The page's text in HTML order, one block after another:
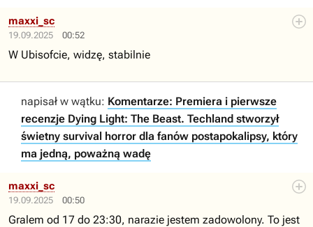
19.09.2025 00:52
maxxi_sc
W Ubisofcie, widzę, stabilnie
napisał w wątku: Komentarze: Premiera i pierwsze
recenzje Dying Light: The Beast. Techland stworzył
świetny survival horror dla fanów postapokalipsy, który
ma jedną, poważną wadę
19.09.2025 00:50
maxxi_sc
Gralem od 17 do 23:30, narazie jestem zadowolony. To jest